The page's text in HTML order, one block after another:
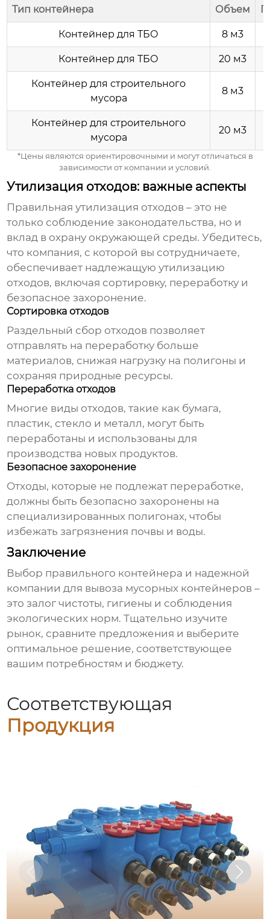
Тип контейнера Объем
Контейнер для ТБО 8 м3
Контейнер для ТБО 20 м3
Контейнер для строительного
мусора
8 м3
Контейнер для строительного
мусора
20 м3
*Цены являются ориентировочными и могут отличаться в
зависимости от компании и условий.
Утилизация отходов: важные аспекты
Правильная утилизация отходов – это не
только соблюдение законодательства, но и
вклад в охрану окружающей среды. Убедитесь,
что компания, с которой вы сотрудничаете,
обеспечивает надлежащую утилизацию
отходов, включая сортировку, переработку и
безопасное захоронение.
Сортировка отходов
Раздельный сбор отходов позволяет
отправлять на переработку больше
материалов, снижая нагрузку на полигоны и
сохраняя природные ресурсы.
Переработка отходов
Многие виды отходов, такие как бумага,
пластик, стекло и металл, могут быть
переработаны и использованы для
производства новых продуктов.
Безопасное захоронение
Отходы, которые не подлежат переработке,
должны быть безопасно захоронены на
специализированных полигонах, чтобы
избежать загрязнения почвы и воды.
Заключение
Выбор правильного контейнера и надежной
компании для вывоза мусорных контейнеров –
это залог чистоты, гигиены и соблюдения
экологических норм. Тщательно изучите
рынок, сравните предложения и выберите
оптимальное решение, соответствующее
вашим потребностям и бюджету.
Соответствующая
Продукция